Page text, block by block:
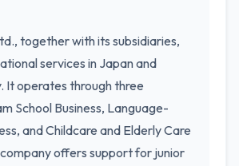
together with its subsidiaries,
services in Japan and
It operates through three
School Business, Language-
and Childcare and Elderly Care
company offers support for junior